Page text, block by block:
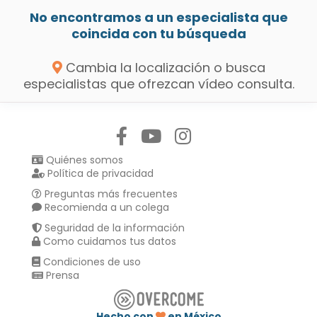
No encontramos a un especialista que
coincida con tu búsqueda
Cambia la localización o busca
especialistas que ofrezcan vídeo consulta.
Quiénes somos
Política de privacidad
Preguntas más frecuentes
Recomienda a un colega
Seguridad de la información
Como cuidamos tus datos
Condiciones de uso
Prensa